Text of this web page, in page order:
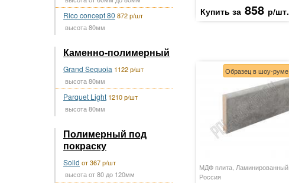
Rico concept 80 872 р/шт
высота 80мм
Каменно-полимерный
Grand Sequoia 1122 р/шт
высота 80мм
Parquet Light 1210 р/шт
высота 80мм
Полимерный под
покраску
Solid от 367 р/шт
высота от 80 до 120мм
Купить за 858 р/шт.
Образец в шоу-руме
МДФ плита, Ламинированный,
Россия